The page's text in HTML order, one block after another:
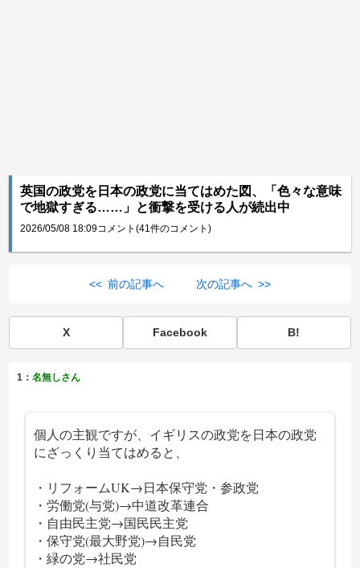
英国の政党を日本の政党に当てはめた図、「色々な意味
で地獄すぎる……」と衝撃を受ける人が続出中
2026/05/08 18:09コメント(41件のコメント)
<< 前の記事へ 次の記事へ >>
X Facebook B!
1：名無しさん
個人の主観ですが、イギリスの政党を日本の政党
にざっくり当てはめると、
・リフォームUK→日本保守党・参政党
・労働党(与党)→中道改革連合
・自由民主党→国民民主党
・保守党(最大野党)→自民党
・緑の党→社民党